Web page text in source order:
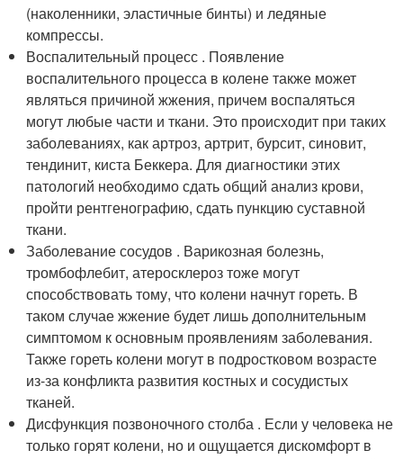
(наколенники, эластичные бинты) и ледяные
компрессы.
Воспалительный процесс . Появление
воспалительного процесса в колене также может
являться причиной жжения, причем воспаляться
могут любые части и ткани. Это происходит при таких
заболеваниях, как артроз, артрит, бурсит, синовит,
тендинит, киста Беккера. Для диагностики этих
патологий необходимо сдать общий анализ крови,
пройти рентгенографию, сдать пункцию суставной
ткани.
Заболевание сосудов . Варикозная болезнь,
тромбофлебит, атеросклероз тоже могут
способствовать тому, что колени начнут гореть. В
таком случае жжение будет лишь дополнительным
симптомом к основным проявлениям заболевания.
Также гореть колени могут в подростковом возрасте
из-за конфликта развития костных и сосудистых
тканей.
Дисфункция позвоночного столба . Если у человека не
только горят колени, но и ощущается дискомфорт в